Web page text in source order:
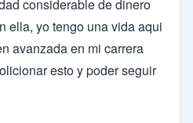
considerable de dinero
ella, yo tengo una vida aqui
avanzada en mi carrera
esto y poder seguir